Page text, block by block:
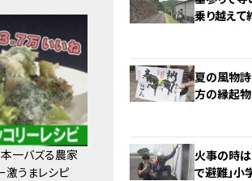
一バズる農家
激うまレシピ
乗り越え
乗ってい
夏の風物詩
方の縁起物
人や観光
火事の時
で避難」小